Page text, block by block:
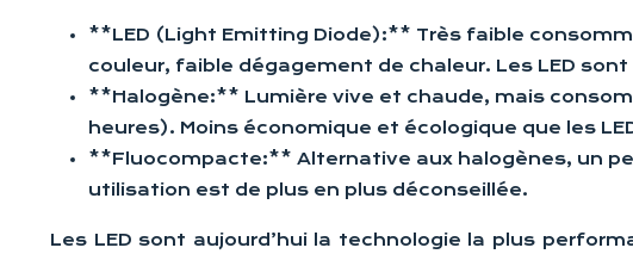
**LED (Light Emitting Diode):** Très faible
couleur, faible dégagement de chaleur. Les LED
**Halogène:** Lumière vive et chaude, mais
heures). Moins économique et écologique que les
**Fluocompacte:** Alternative aux halogènes, un
utilisation est de plus en plus déconseillée.
Les LED sont aujourd’hui la technologie la plus